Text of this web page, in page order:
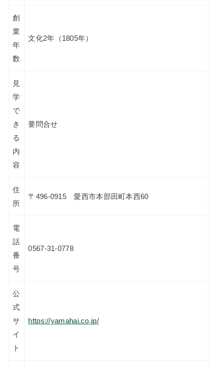
創
業
年
数
文化2年（1805年）
見
学
で
き
る
内
容
要問合せ
住
所
〒496-0915 愛西市本部田町本西60
電
話
番
号
0567-31-0778
公
式
サ
イ
ト
https://yamahai.co.jp/